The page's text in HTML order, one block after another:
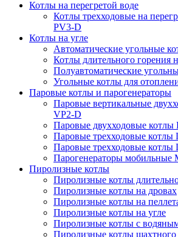
Котлы на перегретой воде
Котлы трехходовые на
PV3-D
Котлы на угле
Автоматические угольные
Котлы длительного горения
Полуавтоматические
Угольные котлы для
Паровые котлы и парогенераторы
Паровые вертикальные
VP2-D
Паровые двухходовые котлы
Паровые трехходовые котлы
Паровые трехходовые котлы
Парогенераторы мобильные
Пиролизные котлы
Пиролизные котлы
Пиролизные котлы на дровах
Пиролизные котлы на
Пиролизные котлы на угле
Пиролизные котлы с
Пиролизные котлы шахтного